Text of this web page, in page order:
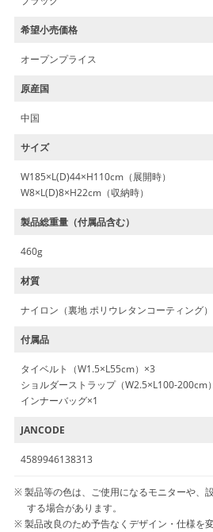
希望小売価格
オープンプライス
原産国
中国
サイズ
W185×L(D)44×H110cm（展開時）
W8×L(D)8×H22cm（収納時）
製品総重量（付属品含む）
460g
材質
ナイロン（裏地 ポリウレタンコーティング）
付属品
タイベルト（W1.5×L55cm）×3
ショルダーストラップ（W2.5×L100-200cm
インナーバッグ×1
JANCODE
4589946138313
製品等の色は、ご使用になるモニターや、
する場合があります。
製品改良のため予告なくデザイン・仕様を